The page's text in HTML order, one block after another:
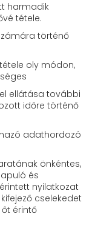
harmadik
tétele.
történő
oly módon,
ellátása további
időre történő
adathordozó
önkéntes,
és
nyilatkozat
cselekedet
érintő